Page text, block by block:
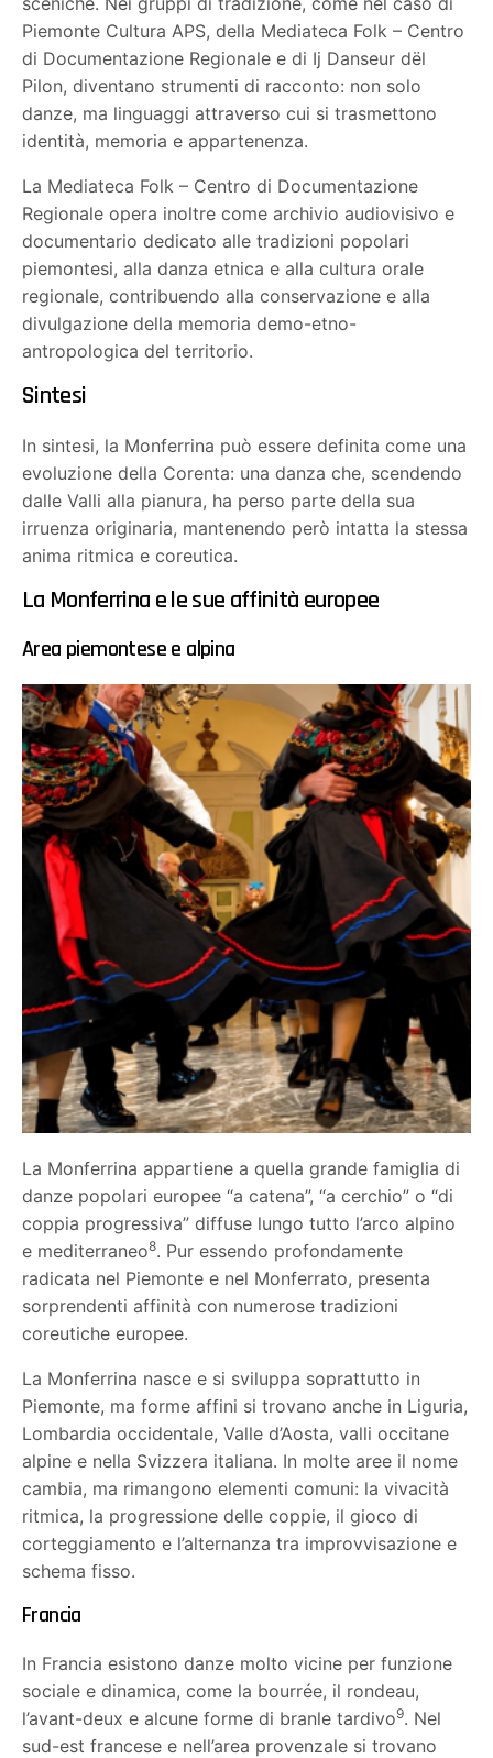
Piemonte Cultura APS, della Mediateca Folk – Centro
di Documentazione Regionale e di Ij Danseur dël
Pilon, diventano strumenti di racconto: non solo
danze, ma linguaggi attraverso cui si trasmettono
identità, memoria e appartenenza.
La Mediateca Folk – Centro di Documentazione
Regionale opera inoltre come archivio audiovisivo e
documentario dedicato alle tradizioni popolari
piemontesi, alla danza etnica e alla cultura orale
regionale, contribuendo alla conservazione e alla
divulgazione della memoria demo-etno-
antropologica del territorio.
Sintesi
In sintesi, la Monferrina può essere definita come una
evoluzione della Corenta: una danza che, scendendo
dalle Valli alla pianura, ha perso parte della sua
irruenza originaria, mantenendo però intatta la stessa
anima ritmica e coreutica.
La Monferrina e le sue affinità europee
Area piemontese e alpina
La Monferrina appartiene a quella grande famiglia di
danze popolari europee “a catena”, “a cerchio” o “di
coppia progressiva” diffuse lungo tutto l’arco alpino
e mediterraneo8. Pur essendo profondamente
radicata nel Piemonte e nel Monferrato, presenta
sorprendenti affinità con numerose tradizioni
coreutiche europee.
La Monferrina nasce e si sviluppa soprattutto in
Piemonte, ma forme affini si trovano anche in Liguria,
Lombardia occidentale, Valle d’Aosta, valli occitane
alpine e nella Svizzera italiana. In molte aree il nome
cambia, ma rimangono elementi comuni: la vivacità
ritmica, la progressione delle coppie, il gioco di
corteggiamento e l’alternanza tra improvvisazione e
schema fisso.
Francia
In Francia esistono danze molto vicine per funzione
sociale e dinamica, come la bourrée, il rondeau,
l’avant-deux e alcune forme di branle tardivo9. Nel
sud-est francese e nell’area provenzale si trovano